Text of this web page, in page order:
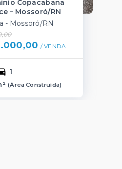
Copacabana
– Mossoró/RN
- Mossoró/RN
/ VENDA
1
(Área Construída)